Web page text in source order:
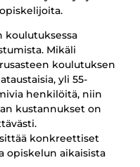
koulutuksessa
Mikäli
koulutuksen
yli 55-
henkilöitä, niin
kustannukset on
konkreettiset
opiskelun aikaisista